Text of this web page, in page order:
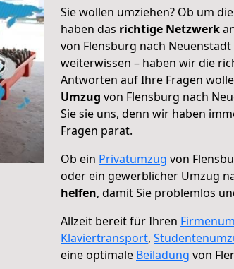
Sie wollen umziehen? Ob um
haben das richtige Netzwerk
von Flensburg nach
weiterwissen – haben wir die
Antworten auf Ihre Fragen
Umzug von Flensburg nach
Sie sie uns, denn wir haben
Fragen parat.
Ob ein Privatumzug von
oder ein gewerblicher Umzug
helfen, damit Sie problemlos
Allzeit bereit für Ihren
Klaviertransport,
eine optimale Beiladung von